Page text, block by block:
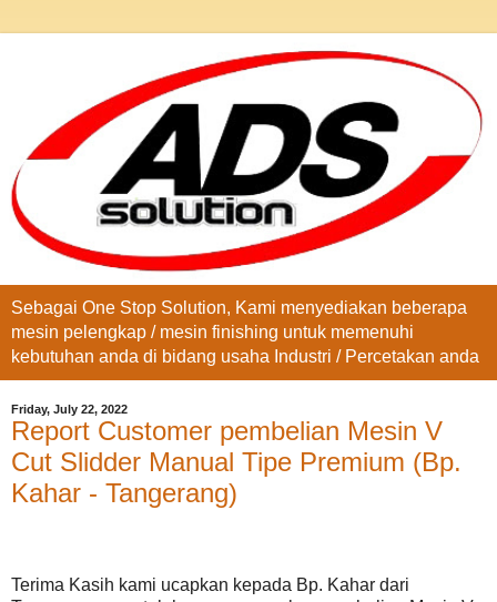
Sebagai One Stop Solution, Kami menyediakan beberapa
mesin pelengkap / mesin finishing untuk memenuhi
kebutuhan anda di bidang usaha Industri / Percetakan anda
Friday, July 22, 2022
Report Customer pembelian Mesin V
Cut Slidder Manual Tipe Premium (Bp.
Kahar - Tangerang)
Terima Kasih kami ucapkan kepada Bp. Kahar dari